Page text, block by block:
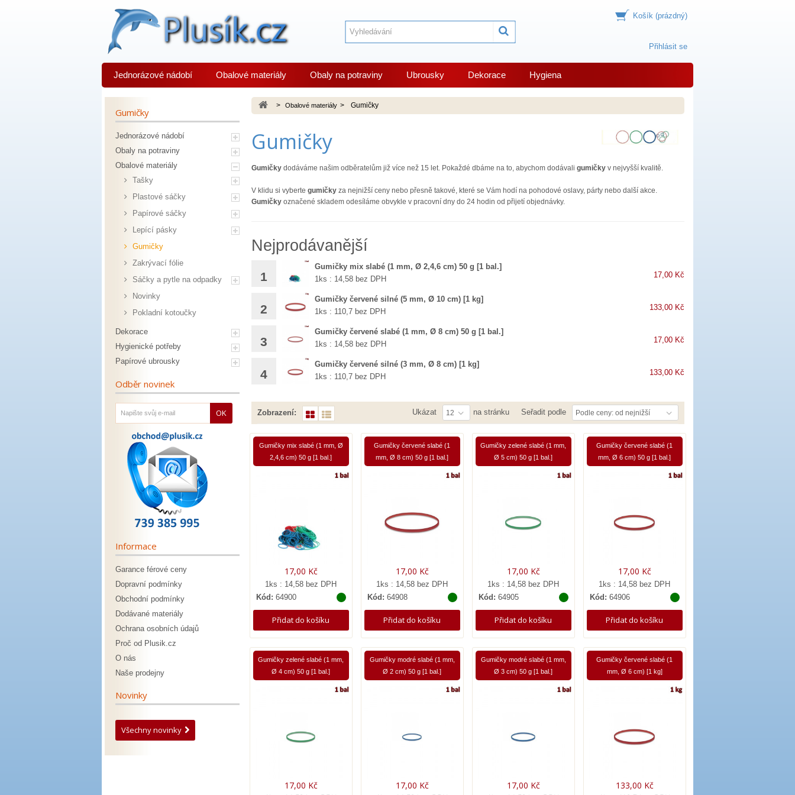
Košík (prázdný)
Přihlásit se
Jednorázové nádobí Obalové materiály Obaly na potraviny Ubrousky Dekorace Hygiena
Gumičky
Jednorázové nádobí
Obaly na potraviny
Obalové materiály
Tašky
Plastové sáčky
Papírové sáčky
Lepící pásky
Gumičky
Zakrývací fólie
Sáčky a pytle na odpadky
Novinky
Pokladní kotoučky
Dekorace
Hygienické potřeby
Papírové ubrousky
Odběr novinek
OK
Informace
Garance férové ceny
Dopravní podmínky
Obchodní podmínky
Dodávané materiály
Ochrana osobních údajů
Proč od Plusik.cz
O nás
Naše prodejny
Novinky
Všechny novinky
> Obalové materiály > Gumičky
Gumičky
Gumičkydodáváme našim odběratelům již více než 15 let. Pokaždé dbáme na to, abychom dodávali gumičkyv nejvyšší kvalitě.
V klidu si vyberte gumičkyza nejnižší ceny nebo přesně takové, které se Vám hodí na pohodové oslavy, párty nebo další akce.
Gumičkyoznačené skladem odesíláme obvykle v pracovní dny do 24 hodin od přijetí objednávky.
Nejprodávanější
1
Gumičky mix slabé (1 mm, Ø 2,4,6 cm) 50 g [1 bal.]
1ks : 14,58 bez DPH
17,00 Kč
2
Gumičky červené silné (5 mm, Ø 10 cm) [1 kg]
1ks : 110,7 bez DPH
133,00 Kč
3
Gumičky červené slabé (1 mm, Ø 8 cm) 50 g [1 bal.]
1ks : 14,58 bez DPH
17,00 Kč
4
Gumičky červené silné (3 mm, Ø 8 cm) [1 kg]
1ks : 110,7 bez DPH
133,00 Kč
Zobrazení: Seřadit podle Podle ceny: od nejnižší
Ukázat 12 na stránku
Gumičky mix slabé (1 mm, Ø
2,4,6 cm) 50 g [1 bal.]
17,00 Kč
1ks : 14,58 bez DPH
Kód: 64900
Přidat do košíku
Gumičky červené slabé (1
mm, Ø 8 cm) 50 g [1 bal.]
17,00 Kč
1ks : 14,58 bez DPH
Kód: 64908
Přidat do košíku
Gumičky zelené slabé (1 mm,
Ø 5 cm) 50 g [1 bal.]
17,00 Kč
1ks : 14,58 bez DPH
Kód: 64905
Přidat do košíku
Gumičky červené slabé (1
mm, Ø 6 cm) 50 g [1 bal.]
17,00 Kč
1ks : 14,58 bez DPH
Kód: 64906
Přidat do košíku
Gumičky zelené slabé (1 mm,
Ø 4 cm) 50 g [1 bal.]
17,00 Kč
Gumičky modré slabé (1 mm,
Ø 2 cm) 50 g [1 bal.]
17,00 Kč
Gumičky modré slabé (1 mm,
Ø 3 cm) 50 g [1 bal.]
17,00 Kč
Gumičky červené slabé (1
mm, Ø 6 cm) [1 kg]
133,00 Kč